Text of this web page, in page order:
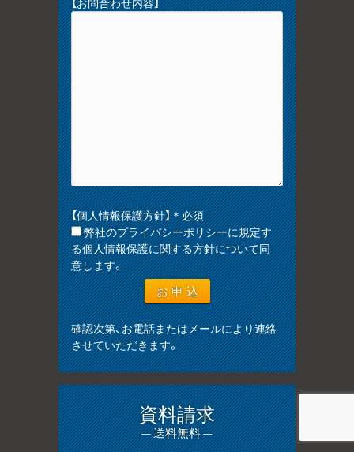
【個人情報保護方針】＊必須
弊社のプライバシーポリシーに規定す
る個人情報保護に関する方針について同
意します。
確認次第、お電話またはメールにより連絡
させていただきます。
資料請求
— 送料無料 —